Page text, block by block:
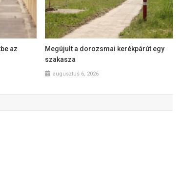
az
Megújult a dorozsmai kerékpárút egy
szakasza
augusztus 6, 2026